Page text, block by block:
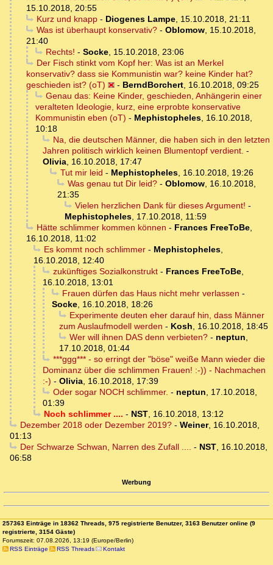
15.10.2018, 20:55
Kurz und knapp- Diogenes Lampe, 15.10.2018, 21:11
Was ist überhaupt konservativ?- Oblomow, 15.10.2018,
21:40
Rechts! - Socke, 15.10.2018, 23:06
Der Fisch stinkt vom Kopf her: Was ist an Merkel
konservativ? dass sie Kommunistin war? keine Kinder hat?
geschieden ist? (oT)
- BerndBorchert, 16.10.2018, 09:25
Genau das: Keine Kinder, geschieden, Anhängerin einer
veralteten Ideologie, kurz, eine erprobte konservative
Kommunistin eben (oT) - Mephistopheles, 16.10.2018,
10:18
Na, die deutschen Männer, die haben sich in den letzten
Jahren politisch wirklich keinen Blumentopf verdient. -
Olivia, 16.10.2018, 17:47
Tut mir leid - Mephistopheles, 16.10.2018, 19:26
Was genau tut Dir leid?- Oblomow, 16.10.2018,
21:35
Vielen herzlichen Dank für dieses Argument! -
Mephistopheles, 17.10.2018, 11:59
Hätte schlimmer kommen können - Frances FreeToBe,
16.10.2018, 11:02
Es kommt noch schlimmer- Mephistopheles,
16.10.2018, 12:40
zukünftiges Sozialkonstrukt- Frances FreeToBe,
16.10.2018, 13:01
Frauen dürfen das Haus nicht mehr verlassen -
Socke, 16.10.2018, 18:26
Experimente deuten eher darauf hin, dass Männer
zum Auslaufmodell werden - Kosh, 16.10.2018, 18:45
Wer will ihnen DAS denn verbieten?- neptun,
17.10.2018, 01:44
***ggg*** - so erringt der "böse" weiße Mann wieder die
Dominanz über die schlimmen Frauen! :-)) - Nachmachen
:-) - Olivia, 16.10.2018, 17:39
Oder sogar NOCH schlimmer. - neptun, 17.10.2018,
01:39
Noch schlimmer .... - NST, 16.10.2018, 13:12
Dezember 2018 oder Dezember 2019?- Weiner, 16.10.2018,
01:13
Der Schwarze Schwan, Narren des Zufall .... - NST, 16.10.2018,
06:58
Werbung
257363 Einträge in 18362 Threads, 975 registrierte Benutzer, 3163 Benutzer online (9
registrierte, 3154 Gäste)
Forumszeit: 07.08.2026, 13:19 (Europe/Berlin)
RSS Einträge
RSS Threads Kontakt